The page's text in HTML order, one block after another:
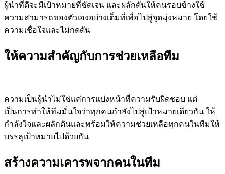
ผู้นำที่ดีจะมีเป้าหมายที่ชัดเจน และผลักดันให้คนรอบข้างใช้
ความสามารถของตัวเองอย่างเต็มที่เพื่อไปสู่จุดมุ่งหมาย โดยใช้
ความเชื่อใจและไม่กดดัน
ให้ความสำคัญกับการช่วยเหลือทีม
ความเป็นผู้นำไม่ใช่แค่การแบ่งหน้าที่ความรับผิดชอบ แต่
เป็นการทำให้ทีมมั่นใจว่าทุกคนกำลังไปสู่เป้าหมายเดียวกัน ให้
กำลังใจและผลักดันและพร้อมให้ความช่วยเหลือทุกคนในทีมให้
บรรลุเป้าหมายไปด้วยกัน
สร้างความเคารพจากคนในทีม